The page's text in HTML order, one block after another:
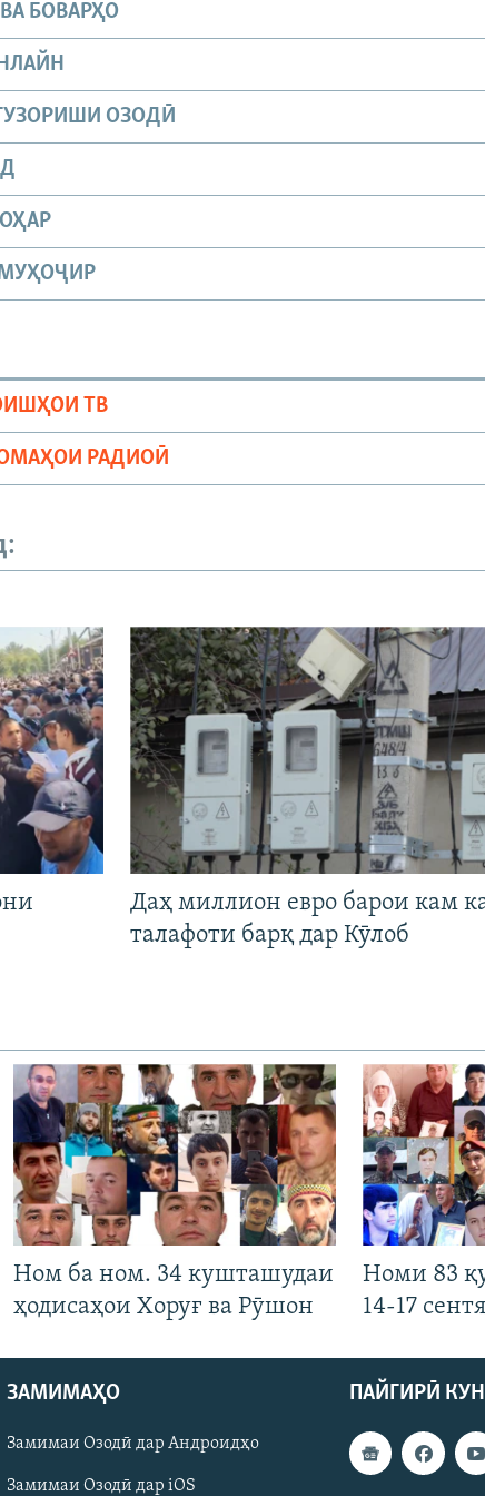
БОВАРҲО
ОЗОДӢ
ТВ
РАДИОӢ
Даҳ миллион евро барои кам
талафоти барқ дар Кӯлоб
Ном ба ном. 34 кушташудаи
ҳодисаҳои Хоруғ ва Рӯшон
Номи 83
14-17
ПАЙГИРӢ
ЗАМИМАҲО
Замимаи Озодӣ дар Андроидҳо
Замимаи Озодӣ дар iOS